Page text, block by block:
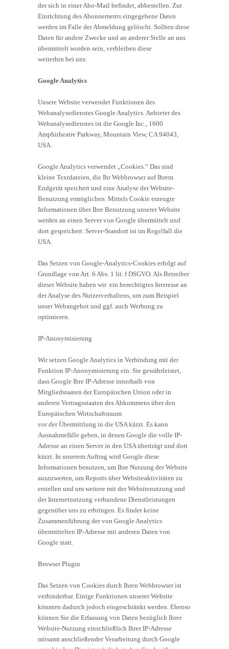
der sich in einer Abo-Mail befindet, abbestellen. Zur
Einrichtung des Abonnements eingegebene Daten
werden im Falle der Abmeldung gelöscht. Sollten diese
Daten für andere Zwecke und an anderer Stelle an uns
übermittelt worden sein, verbleiben diese
weiterhin bei uns.
Google Analytics
Unsere Website verwendet Funktionen des
Webanalysedienstes Google Analytics. Anbieter des
Webanalysedienstes ist die Google Inc., 1600
Amphitheatre Parkway, Mountain View, CA 94043,
USA.
Google Analytics verwendet „Cookies.“ Das sind
kleine Textdateien, die Ihr Webbrowser auf Ihrem
Endgerät speichert und eine Analyse der Website-
Benutzung ermöglichen. Mittels Cookie erzeugte
Informationen über Ihre Benutzung unserer Website
werden an einen Server von Google übermittelt und
dort gespeichert. Server-Standort ist im Regelfall die
USA.
Das Setzen von Google-Analytics-Cookies erfolgt auf
Grundlage von Art. 6 Abs. 1 lit. f DSGVO. Als Betreiber
dieser Website haben wir ein berechtigtes Interesse an
der Analyse des Nutzerverhaltens, um zum Beispiel
unser Webangebot und ggf. auch Werbung zu
optimieren.
IP-Anonymisierung
Wir setzen Google Analytics in Verbindung mit der
Funktion IP-Anonymisierung ein. Sie gewährleistet,
dass Google Ihre IP-Adresse innerhalb von
Mitgliedstaaten der Europäischen Union oder in
anderen Vertragsstaaten des Abkommens über den
Europäischen Wirtschaftsraum
vor der Übermittlung in die USA kürzt. Es kann
Ausnahmefälle geben, in denen Google die volle IP-
Adresse an einen Server in den USA überträgt und dort
kürzt. In unserem Auftrag wird Google diese
Informationen benutzen, um Ihre Nutzung der Website
auszuwerten, um Reports über Websiteaktivitäten zu
erstellen und um weitere mit der Websitenutzung und
der Internetnutzung verbundene Dienstleistungen
gegenüber uns zu erbringen. Es findet keine
Zusammenführung der von Google Analytics
übermittelten IP-Adresse mit anderen Daten von
Google statt.
Browser Plugin
Das Setzen von Cookies durch Ihren Webbrowser ist
verhinderbar. Einige Funktionen unserer Website
könnten dadurch jedoch eingeschränkt werden. Ebenso
können Sie die Erfassung von Daten bezüglich Ihrer
Website-Nutzung einschließlich Ihrer IP-Adresse
mitsamt anschließender Verarbeitung durch Google